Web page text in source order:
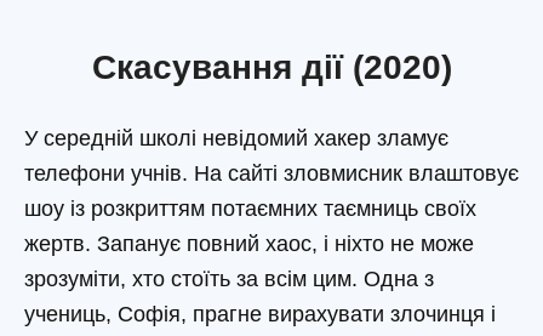
Скасування дії (2020)
У середній школі невідомий хакер зламує
телефони учнів. На сайті зловмисник влаштовує
шоу із розкриттям потаємних таємниць своїх
жертв. Запанує повний хаос, і ніхто не може
зрозуміти, хто стоїть за всім цим. Одна з
учениць, Софія, прагне вирахувати злочинця і